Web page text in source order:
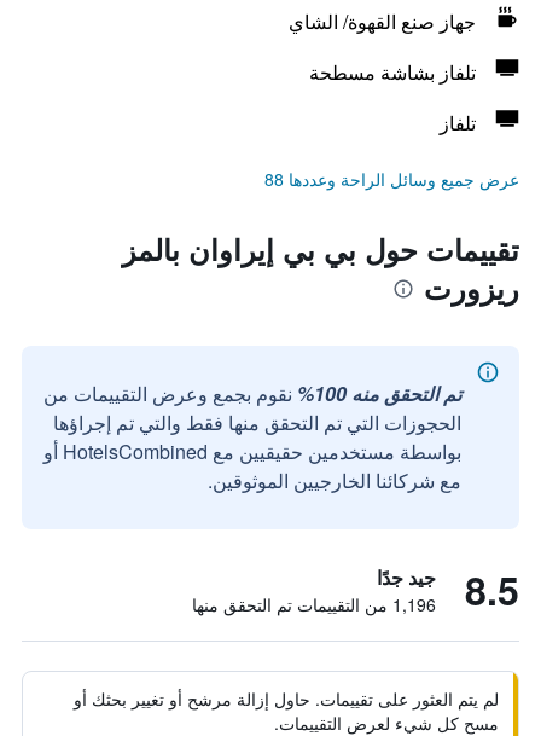
جهاز صنع القهوة/ الشاي
تلفاز بشاشة مسطحة
تلفاز
عرض جميع وسائل الراحة وعددها 88
تقييمات حول بي بي إيراوان بالمز
ريزورت
تم التحقق منه 100%
نقوم بجمع وعرض التقييمات من
الحجوزات التي تم التحقق منها فقط والتي تم إجراؤها
بواسطة مستخدمين حقيقيين مع HotelsCombined أو
مع شركائنا الخارجيين الموثوقين.
8.5 جيد جدًا
1,196 من التقييمات تم التحقق منها
لم يتم العثور على تقييمات. حاول إزالة مرشح أو تغيير بحثك أو
مسح كل شيء لعرض التقييمات.